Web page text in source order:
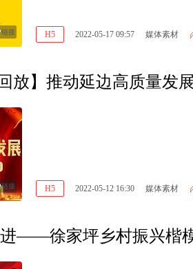
链接 H5 2022-05-17 09:57 媒体素材
回放】推动延边高质量
链接 H5 2022-05-12 16:30 媒体素材
——徐家坪乡村振兴楷